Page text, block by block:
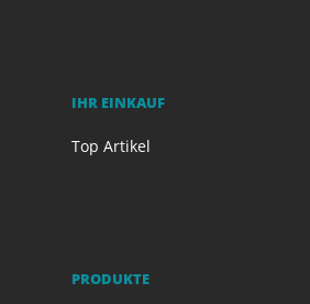
IHR EINKAUF
Top Artikel
PRODUKTE